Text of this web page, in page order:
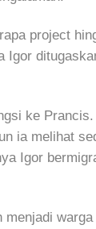
project
ke
ia melihat
Igor